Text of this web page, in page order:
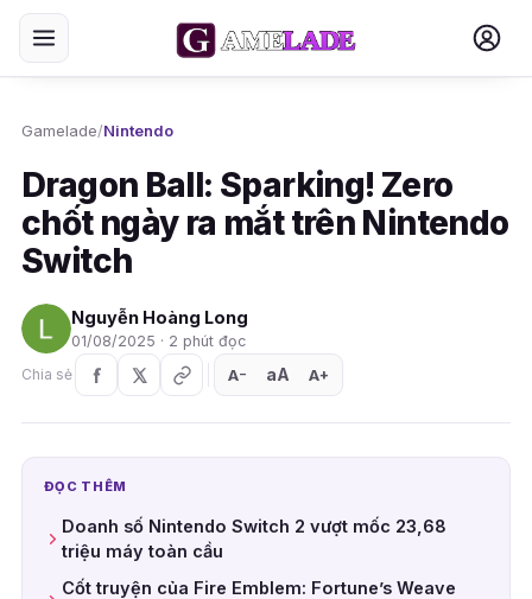
Gamelade/Nintendo
Dragon Ball: Sparking! Zero
chốt ngày ra mắt trên Nintendo
Switch
Nguyễn Hoàng Long
01/08/2025 · 2 phút đọc
Chia sẻ
A− aA A+
ĐỌC THÊM
Doanh số Nintendo Switch 2 vượt mốc 23,68
triệu máy toàn cầu
Cốt truyện của Fire Emblem: Fortune’s Weave